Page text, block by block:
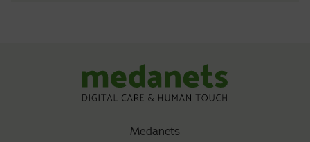
Medanets